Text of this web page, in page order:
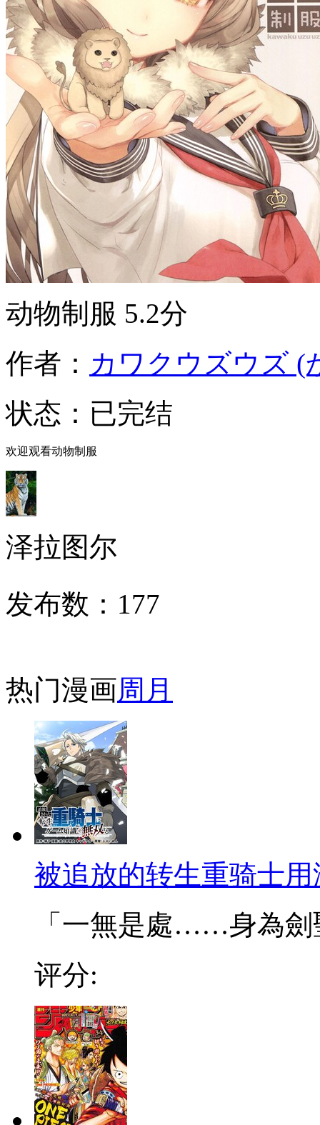
动物制服 5.2分
作者： カワクウズウズ (
状态： 已完结
欢迎观看动物制服
泽拉图尔
发布数： 177
热门漫画周 月
被追放的转生重骑士
「一無是處……身為劍
评分: